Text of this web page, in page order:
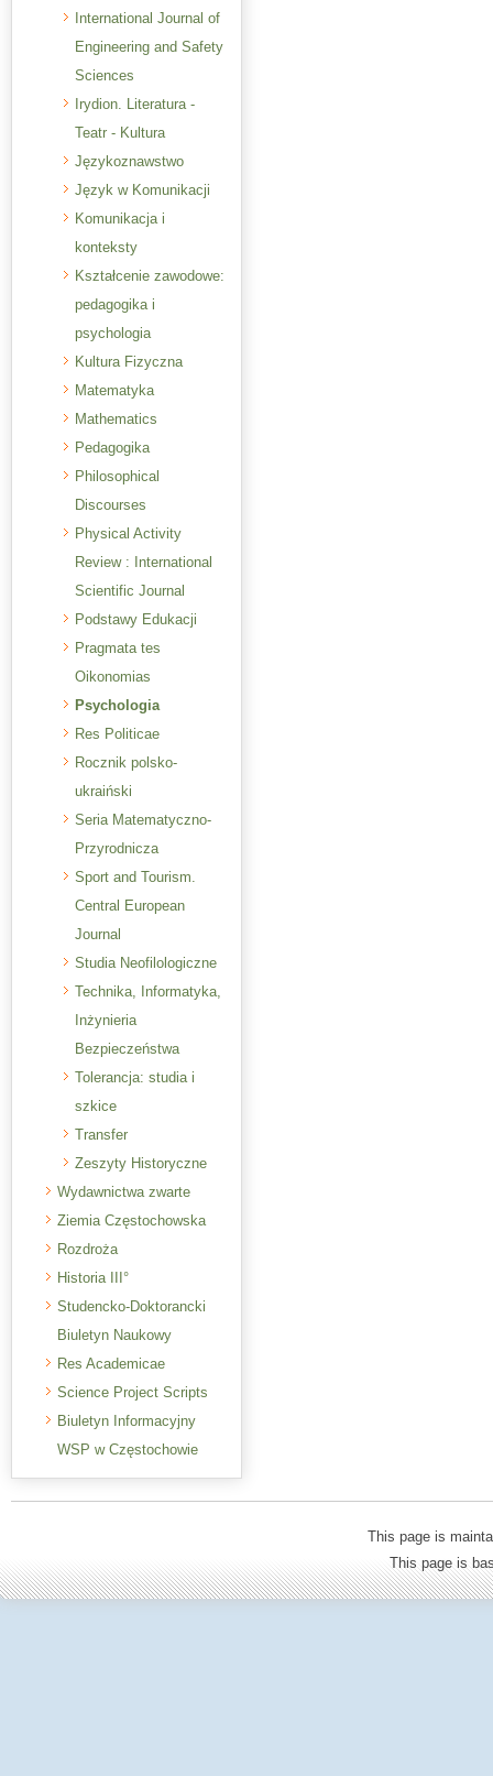
International Journal of
Engineering and Safety
Sciences
Irydion. Literatura -
Teatr - Kultura
Językoznawstwo
Język w Komunikacji
Komunikacja i
konteksty
Kształcenie zawodowe:
pedagogika i
psychologia
Kultura Fizyczna
Matematyka
Mathematics
Pedagogika
Philosophical
Discourses
Physical Activity
Review : International
Scientific Journal
Podstawy Edukacji
Pragmata tes
Oikonomias
Psychologia
Res Politicae
Rocznik polsko-
ukraiński
Seria Matematyczno-
Przyrodnicza
Sport and Tourism.
Central European
Journal
Studia Neofilologiczne
Technika, Informatyka,
Inżynieria
Bezpieczeństwa
Tolerancja: studia i
szkice
Transfer
Zeszyty Historyczne
Wydawnictwa zwarte
Ziemia Częstochowska
Rozdroża
Historia III°
Studencko-Doktorancki
Biuletyn Naukowy
Res Academicae
Science Project Scripts
Biuletyn Informacyjny
WSP w Częstochowie
This page is
This page is